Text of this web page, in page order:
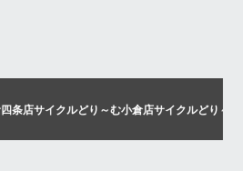
条店サイクルどり～む小倉店サイクルどり～